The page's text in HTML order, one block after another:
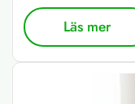
Läs mer